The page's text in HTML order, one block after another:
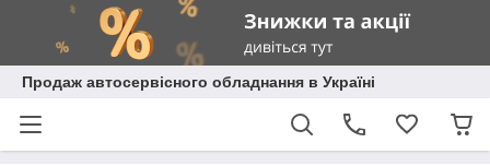
Продаж автосервісного обладнання в Україні